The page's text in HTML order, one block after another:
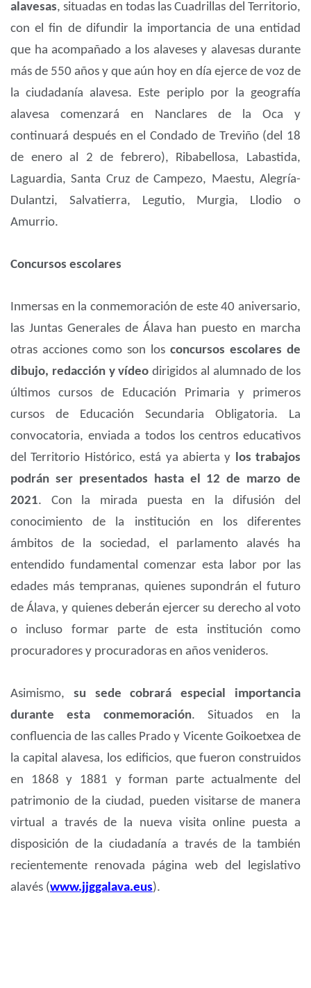
alavesas, situadas en todas las Cuadrillas del Territorio,
con el fin de difundir la importancia de una entidad
que ha acompañado a los alaveses y alavesas durante
más de 550 años y que aún hoy en día ejerce de voz de
la ciudadanía alavesa. Este periplo por la geografía
alavesa comenzará en Nanclares de la Oca y
continuará después en el Condado de Treviño (del 18
de enero al 2 de febrero), Ribabellosa, Labastida,
Laguardia, Santa Cruz de Campezo, Maestu, Alegría-
Dulantzi, Salvatierra, Legutio, Murgia, Llodio o
Amurrio.
Concursos escolares
Inmersas en la conmemoración de este 40 aniversario,
las Juntas Generales de Álava han puesto en marcha
otras acciones como son los concursos escolares de
dibujo, redacción y vídeo dirigidos al alumnado de los
últimos cursos de Educación Primaria y primeros
cursos de Educación Secundaria Obligatoria. La
convocatoria, enviada a todos los centros educativos
del Territorio Histórico, está ya abierta y los trabajos
podrán ser presentados hasta el 12 de marzo de
2021. Con la mirada puesta en la difusión del
conocimiento de la institución en los diferentes
ámbitos de la sociedad, el parlamento alavés ha
entendido fundamental comenzar esta labor por las
edades más tempranas, quienes supondrán el futuro
de Álava, y quienes deberán ejercer su derecho al voto
o incluso formar parte de esta institución como
procuradores y procuradoras en años venideros.
Asimismo, su sede cobrará especial importancia
durante esta conmemoración. Situados en la
confluencia de las calles Prado y Vicente Goikoetxea de
la capital alavesa, los edificios, que fueron construidos
en 1868 y 1881 y forman parte actualmente del
patrimonio de la ciudad, pueden visitarse de manera
virtual a través de la nueva visita online puesta a
disposición de la ciudadanía a través de la también
recientemente renovada página web del legislativo
alavés (www.jjggalava.eus).